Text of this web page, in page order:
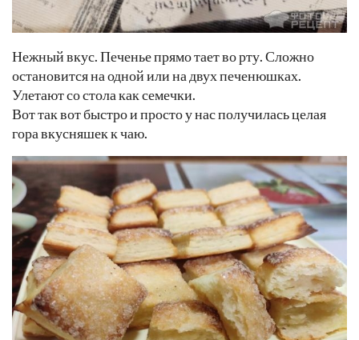
Нежный вкус. Печенье прямо тает во рту. Сложно
остановится на одной или на двух печенюшках.
Улетают со стола как семечки.
Вот так вот быстро и просто у нас получилась целая
гора вкусняшек к чаю.